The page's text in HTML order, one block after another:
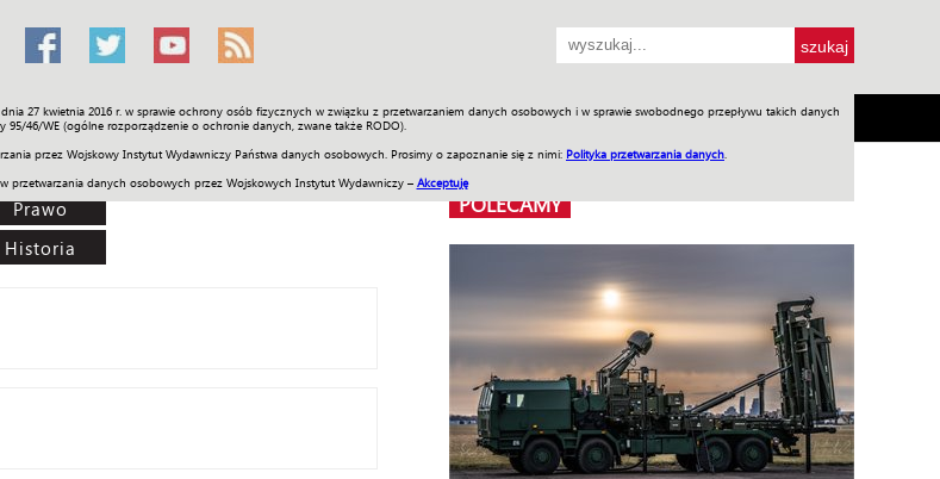
27 kwietnia 2016 r. w sprawie ochrony osób fizycznych w związku z przetwarzaniem danych osobowych i w sprawie swobodnego przepływu takich danych
95/46/WE (ogólne rozporządzenie o ochronie danych, zwane także RODO).
przez Wojskowy Instytut Wydawniczy Państwa danych osobowych. Prosimy o zapoznanie się z nimi: Polityka przetwarzania danych
przetwarzania danych osobowych przez Wojskowych Instytut Wydawniczy – Akceptuję
Sport Historia Galerie Wideo ENGLISH SKLEP Jednodniówki Praca w WIW
Prawo
Historia
POLECAMY